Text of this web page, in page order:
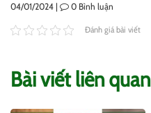
04/01/2024 | 0 Bình luận
Đánh giá bài viết
Bài viết liên quan